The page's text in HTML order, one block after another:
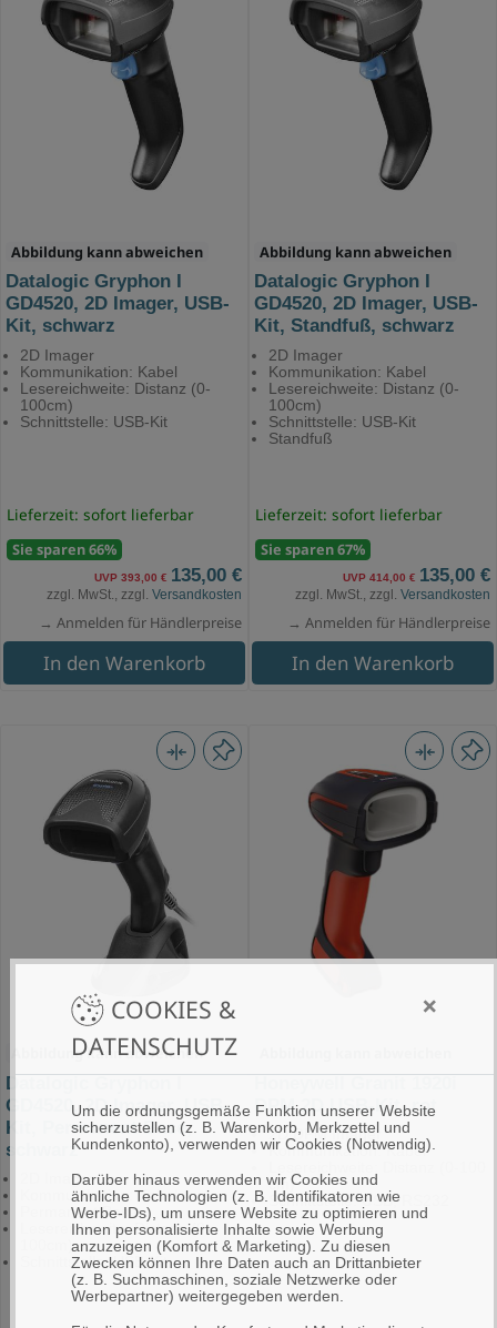
COOKIES &
DATENSCHUTZ
×
Um die ordnungsgemäße Funktion unserer Website
sicherzustellen (z. B. Warenkorb, Merkzettel und
Kundenkonto), verwenden wir Cookies (Notwendig).
Darüber hinaus verwenden wir Cookies und
ähnliche Technologien (z. B. Identifikatoren wie
Werbe-IDs), um unsere Website zu optimieren und
Ihnen personalisierte Inhalte sowie Werbung
anzuzeigen (Komfort & Marketing). Zu diesen
Zwecken können Ihre Daten auch an Drittanbieter
(z. B. Suchmaschinen, soziale Netzwerke oder
Werbepartner) weitergegeben werden.
Abbildung kann abweichen
Datalogic Gryphon I
GD4520, 2D Imager, USB-
Kit, schwarz
2D Imager
Kommunikation: Kabel
Lesereichweite: Distanz (0-
100cm)
Schnittstelle: USB-Kit
Lieferzeit: sofort lieferbar
Sie sparen 66%
UVP 393,00 € 135,00 €
zzgl. MwSt., zzgl. Versandkosten
→ Anmelden für Händlerpreise
In den Warenkorb
Abbildung kann abweichen
Datalogic Gryphon I
GD4520, 2D Imager, USB-
Kit, Standfuß, schwarz
2D Imager
Kommunikation: Kabel
Lesereichweite: Distanz (0-
100cm)
Schnittstelle: USB-Kit
Standfuß
Lieferzeit: sofort lieferbar
Sie sparen 67%
UVP 414,00 € 135,00 €
zzgl. MwSt., zzgl. Versandkosten
→ Anmelden für Händlerpreise
In den Warenkorb
Abbildung kann abweichen
Datalogic Gryphon I
GD4520, 2D Imager, USB-
Kit, Permanent Base,
schwarz
2D Imager
Kommunikation: Kabel
Permanent Base
Lesereichweite: Distanz (0-
100cm)
Schnittstelle: USB-Kit
DPM 2D USB-Kit, rot
2D DPM Imager
Kommunikation: Kabel
cm)
Schnittstelle: USB, RS232